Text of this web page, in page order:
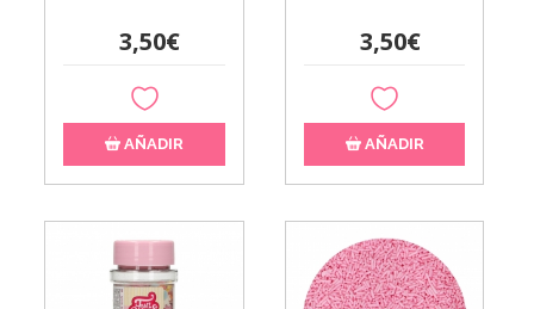
3,50€
AÑADIR
3,50€
AÑADIR